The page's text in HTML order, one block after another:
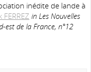
inédite de lande à
FERREZ in Les Nouvelles
est de la France, n°12